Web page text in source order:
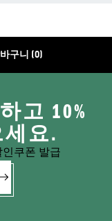
구니 (0)
고 10%
요.
쿠폰 발급